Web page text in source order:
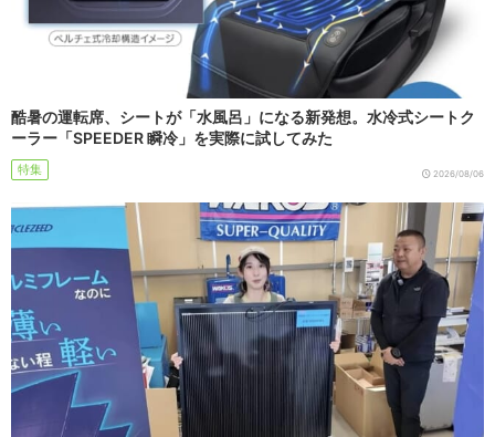
酷暑の運転席、シートが「水風呂」になる新発想。水冷式シートク
ーラー「SPEEDER 瞬冷」を実際に試してみた
特集 2026/08/06